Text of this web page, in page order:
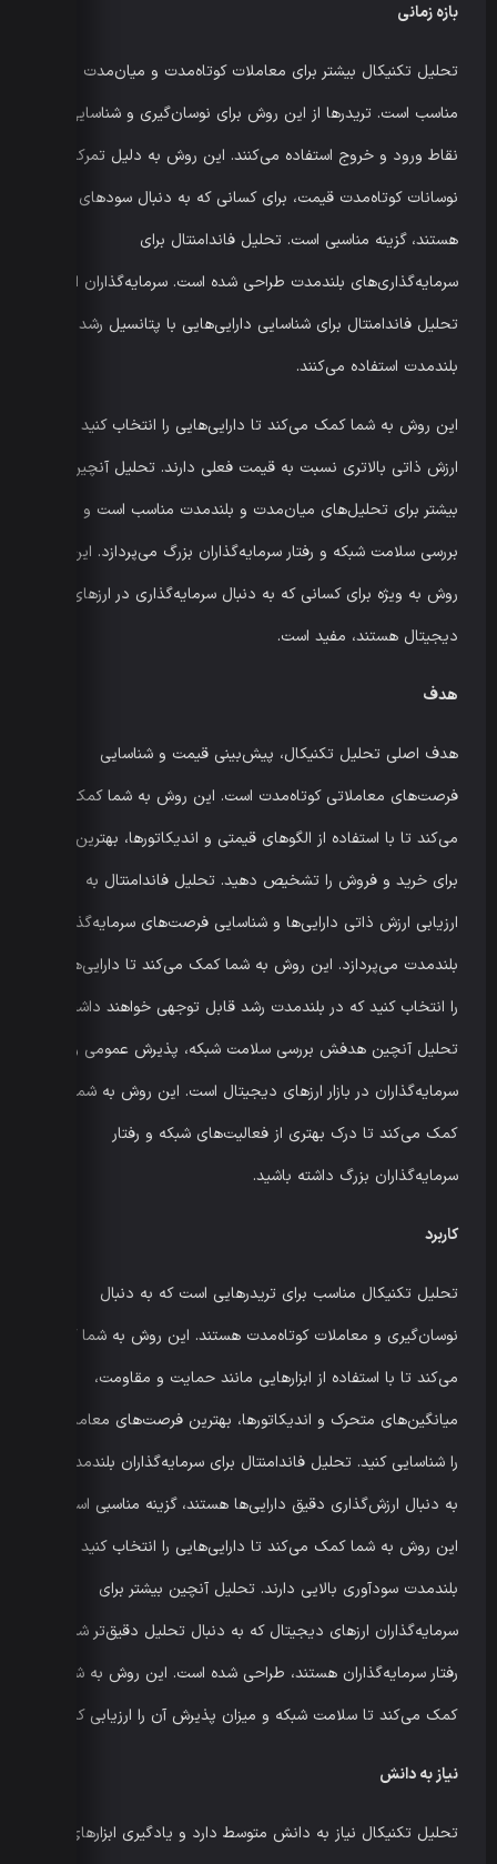
بازه زمانی
تحلیل تکنیکال بیشتر برای معاملات کوتاه‌مدت و میان‌مدت
مناسب است. تریدرها از این روش برای نوسان‌گیری و شناسایی
نقاط ورود و خروج استفاده می‌کنند. این روش به دلیل تمرکز بر
نوسانات کوتاه‌مدت قیمت، برای کسانی که به دنبال سودهای سریع
هستند، گزینه مناسبی است. تحلیل فاندامنتال برای
سرمایه‌گذاری‌های بلندمدت طراحی شده است. سرمایه‌گذاران از
تحلیل فاندامنتال برای شناسایی دارایی‌هایی با پتانسیل رشد
بلندمدت استفاده می‌کنند.
این روش به شما کمک می‌کند تا دارایی‌هایی را انتخاب کنید که
ارزش ذاتی بالاتری نسبت به قیمت فعلی دارند. تحلیل آنچین
بیشتر برای تحلیل‌های میان‌مدت و بلندمدت مناسب است و به
بررسی سلامت شبکه و رفتار سرمایه‌گذاران بزرگ می‌پردازد. این
روش به ویژه برای کسانی که به دنبال سرمایه‌گذاری در ارزهای
دیجیتال هستند، مفید است.
هدف
هدف اصلی تحلیل تکنیکال، پیش‌بینی قیمت و شناسایی
فرصت‌های معاملاتی کوتاه‌مدت است. این روش به شما کمک
می‌کند تا با استفاده از الگوهای قیمتی و اندیکاتورها، بهترین زمان
برای خرید و فروش را تشخیص دهید. تحلیل فاندامنتال به
ارزیابی ارزش ذاتی دارایی‌ها و شناسایی فرصت‌های سرمایه‌گذاری
بلندمدت می‌پردازد. این روش به شما کمک می‌کند تا دارایی‌هایی
را انتخاب کنید که در بلندمدت رشد قابل توجهی خواهند داشت.
تحلیل آنچین هدفش بررسی سلامت شبکه، پذیرش عمومی و رفتار
سرمایه‌گذاران در بازار ارزهای دیجیتال است. این روش به شما
کمک می‌کند تا درک بهتری از فعالیت‌های شبکه و رفتار
سرمایه‌گذاران بزرگ داشته باشید.
کاربرد
تحلیل تکنیکال مناسب برای تریدرهایی است که به دنبال
نوسان‌گیری و معاملات کوتاه‌مدت هستند. این روش به شما کمک
می‌کند تا با استفاده از ابزارهایی مانند حمایت و مقاومت،
میانگین‌های متحرک و اندیکاتورها، بهترین فرصت‌های معاملاتی
را شناسایی کنید. تحلیل فاندامنتال برای سرمایه‌گذاران بلندمدت که
به دنبال ارزش‌گذاری دقیق دارایی‌ها هستند، گزینه مناسبی است.
این روش به شما کمک می‌کند تا دارایی‌هایی را انتخاب کنید که در
بلندمدت سودآوری بالایی دارند. تحلیل آنچین بیشتر برای
سرمایه‌گذاران ارزهای دیجیتال که به دنبال تحلیل دقیق‌تر شبکه و
رفتار سرمایه‌گذاران هستند، طراحی شده است. این روش به شما
کمک می‌کند تا سلامت شبکه و میزان پذیرش آن را ارزیابی کنید.
نیاز به دانش
تحلیل تکنیکال نیاز به دانش متوسط دارد و یادگیری ابزارهای آن